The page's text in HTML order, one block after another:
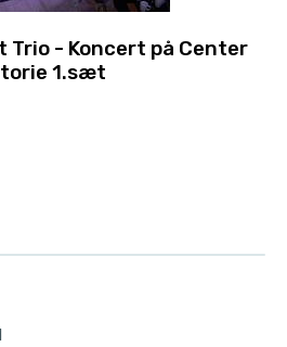
Trio - Koncert på Center
1.sæt